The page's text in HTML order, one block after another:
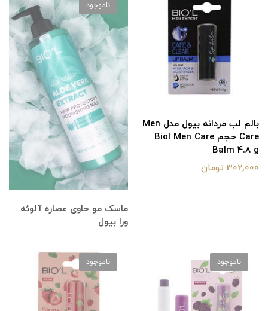
بالم لب مردانه بیول مدل Men
Care حجم Biol Men Care
Balm 4.8 g
302,000 تومان
ماسک مو حاوی عصاره آلوئه
ورا بیول
ناموجود
ناموجود ناموجود